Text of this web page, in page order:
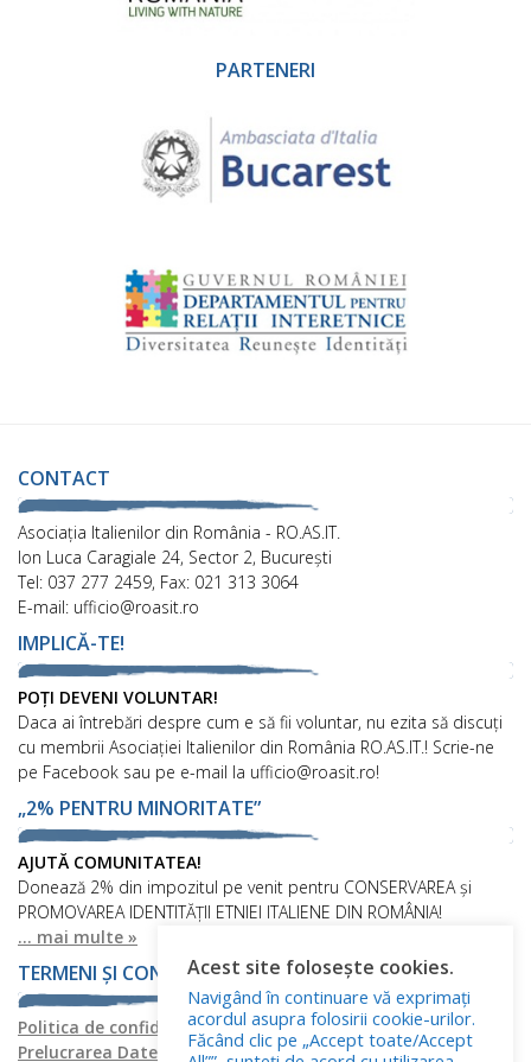
PARTENERI
CONTACT
Asociaţia Italienilor din România - RO.AS.IT.
Ion Luca Caragiale 24, Sector 2, București
Tel: 037 277 2459, Fax: 021 313 3064
E-mail: ufficio@roasit.ro
IMPLICĂ-TE!
POȚI DEVENI VOLUNTAR!
Daca ai întrebări despre cum e să fii voluntar, nu ezita să discuți
cu membrii Asociației Italienilor din România RO.AS.IT.! Scrie-ne
pe Facebook sau pe e-mail la ufficio@roasit.ro!
„2% PENTRU MINORITATE”
AJUTĂ COMUNITATEA!
Donează 2% din impozitul pe venit pentru CONSERVAREA și
PROMOVAREA IDENTITĂȚII ETNIEI ITALIENE DIN ROMÂNIA!
... mai multe »
TERMENI ȘI CONDIȚII
Politica de confidențialitatePolitica privind fișierele cookies
Prelucrarea Datelor cu Caracter Personal
Acest site folosește cookies.
Navigând în continuare vă exprimați
acordul asupra folosirii cookie-urilor.
Făcând clic pe „Accept toate/Accept